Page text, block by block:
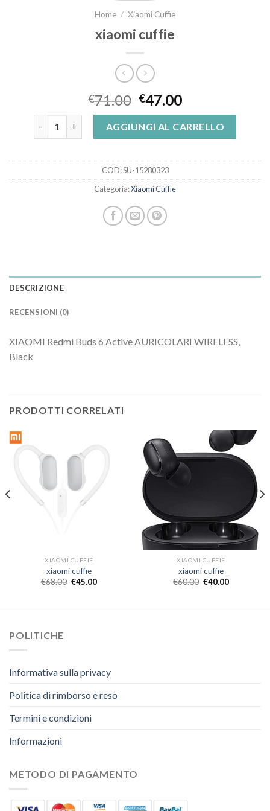
Home / Xiaomi Cuffie
xiaomi cuffie
€71.00 €47.00
AGGIUNGI AL CARRELLO
COD:SU-15280323
Categoria:Xiaomi Cuffie
DESCRIZIONE
RECENSIONI (0)
XIAOMI Redmi Buds 6 Active AURICOLARI WIRELESS,
Black
PRODOTTI CORRELATI
XIAOMI CUFFIE
xiaomi cuffie
€68.00 €45.00
XIAOMI CUFFIE
xiaomi cuffie
€60.00 €40.00
POLITICHE
Informativa sulla privacy
Politica di rimborso e reso
Termini e condizioni
Informazioni
METODO DI PAGAMENTO